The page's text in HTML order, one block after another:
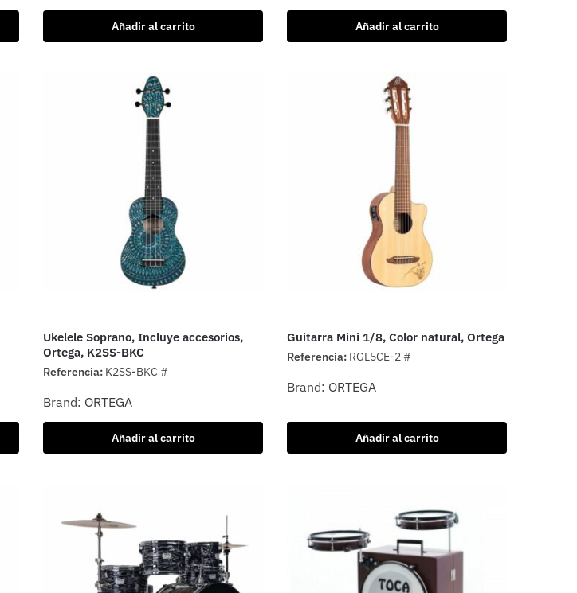
Añadir al carrito Añadir al carrito
Ukelele Soprano, Incluye accesorios,
Ortega, K2SS-BKC
Referencia: K2SS-BKC #
Brand: ORTEGA
Añadir al carrito
Guitarra Mini 1/8, Color natural, Ortega
Referencia: RGL5CE-2 #
Brand: ORTEGA
Añadir al carrito